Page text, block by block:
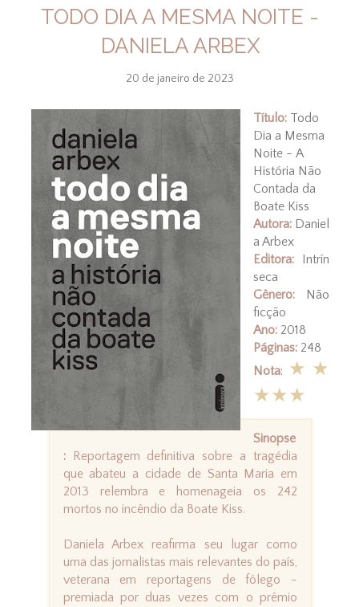
TODO DIA A MESMA NOITE -
DANIELA ARBEX
20 de janeiro de 2023
Título: Todo
Dia a Mesma
Noite - A
História Não
Contada da
Boate Kiss
Autora:Daniel
a Arbex
Editora:Intrín
seca
Gênero:
Não
ficção
Ano:2018
Páginas:248
Nota: ★★
★★★
Sinopse
:
Reportagem definitiva sobre a tragédia
que abateu a cidade de Santa Maria em
2013 relembra e homenageia os 242
mortos no incêndio da Boate Kiss.
Daniela Arbex reafirma seu lugar como
uma das jornalistas mais relevantes do país,
veterana em reportagens de fôlego -
premiada por duas vezes com o prêmio